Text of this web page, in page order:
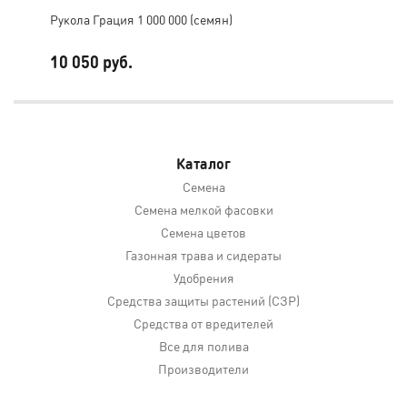
Рукола Грация 1 000 000 (семян)
10 050 руб.
Каталог
Семена
Семена мелкой фасовки
Семена цветов
Газонная трава и сидераты
Удобрения
Средства защиты растений (СЗР)
Средства от вредителей
Все для полива
Производители